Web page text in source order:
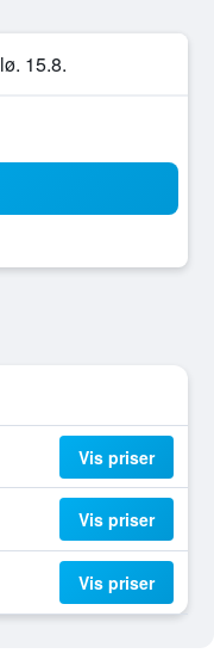
lø. 15.8.
Vis priser
Vis priser
Vis priser